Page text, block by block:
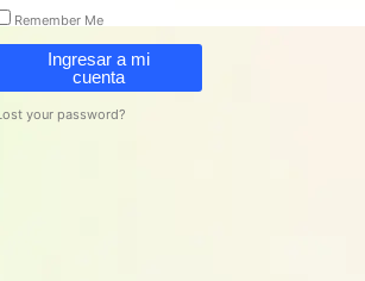
Remember Me
Ingresar a mi
cuenta
your password?